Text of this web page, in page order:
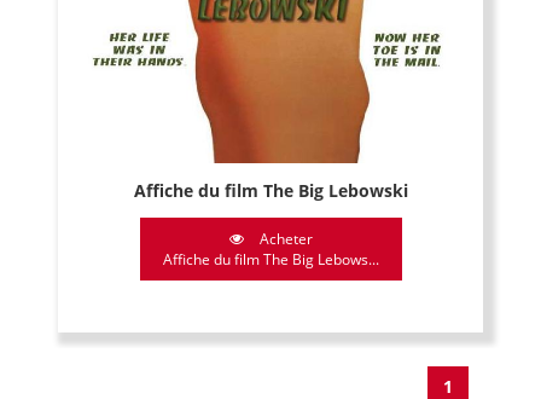
Affiche du film The Big Lebowski
Acheter
Affiche du film The Big Lebows...
1